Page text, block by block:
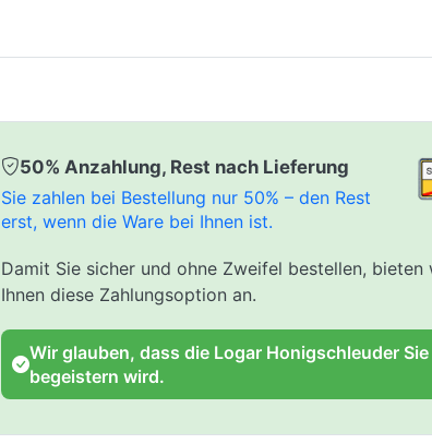
50% Anzahlung, Rest nach Lieferung
Sie zahlen bei Bestellung nur 50% – den Rest
erst, wenn die Ware bei Ihnen ist.
Damit Sie sicher und ohne Zweifel bestellen, bieten
Ihnen diese Zahlungsoption an.
Wir glauben, dass die Logar Honigschleuder Sie
begeistern wird.